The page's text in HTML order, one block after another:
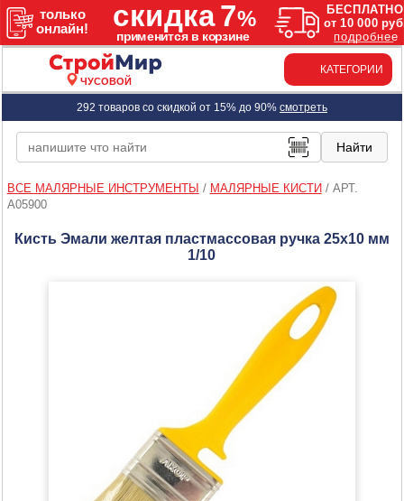
ЧУСОВОЙ
КАТЕГОРИИ
292 товаров со скидкой от 15% до 90% смотреть
ВСЕ МАЛЯРНЫЕ ИНСТРУМЕНТЫ / МАЛЯРНЫЕ КИСТИ / АРТ.
A05900
Кисть Эмали желтая пластмассовая ручка 25х10 мм
1/10